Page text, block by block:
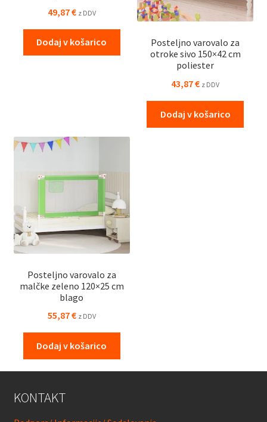
49,87€ z DDV
Dodaj v košarico
Posteljno varovalo za
otroke sivo 150×42 cm
poliester
43,87€ z DDV
Dodaj v košarico
Posteljno varovalo za
malčke zeleno 120×25 cm
blago
55,87€ z DDV
Dodaj v košarico
KONTAKT